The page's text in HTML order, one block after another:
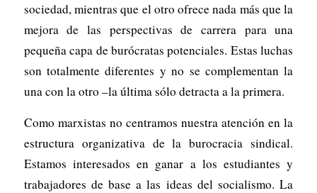
sociedad, mientras que el otro ofrece nada más que la
mejora de las perspectivas de carrera para una
pequeña capa de burócratas potenciales. Estas luchas
son totalmente diferentes y no se complementan la
una con la otro –la última sólo detracta a la primera.
Como marxistas no centramos nuestra atención en la
estructura organizativa de la burocracia sindical.
Estamos interesados en ganar a los estudiantes y
trabajadores de base a las ideas del socialismo. La